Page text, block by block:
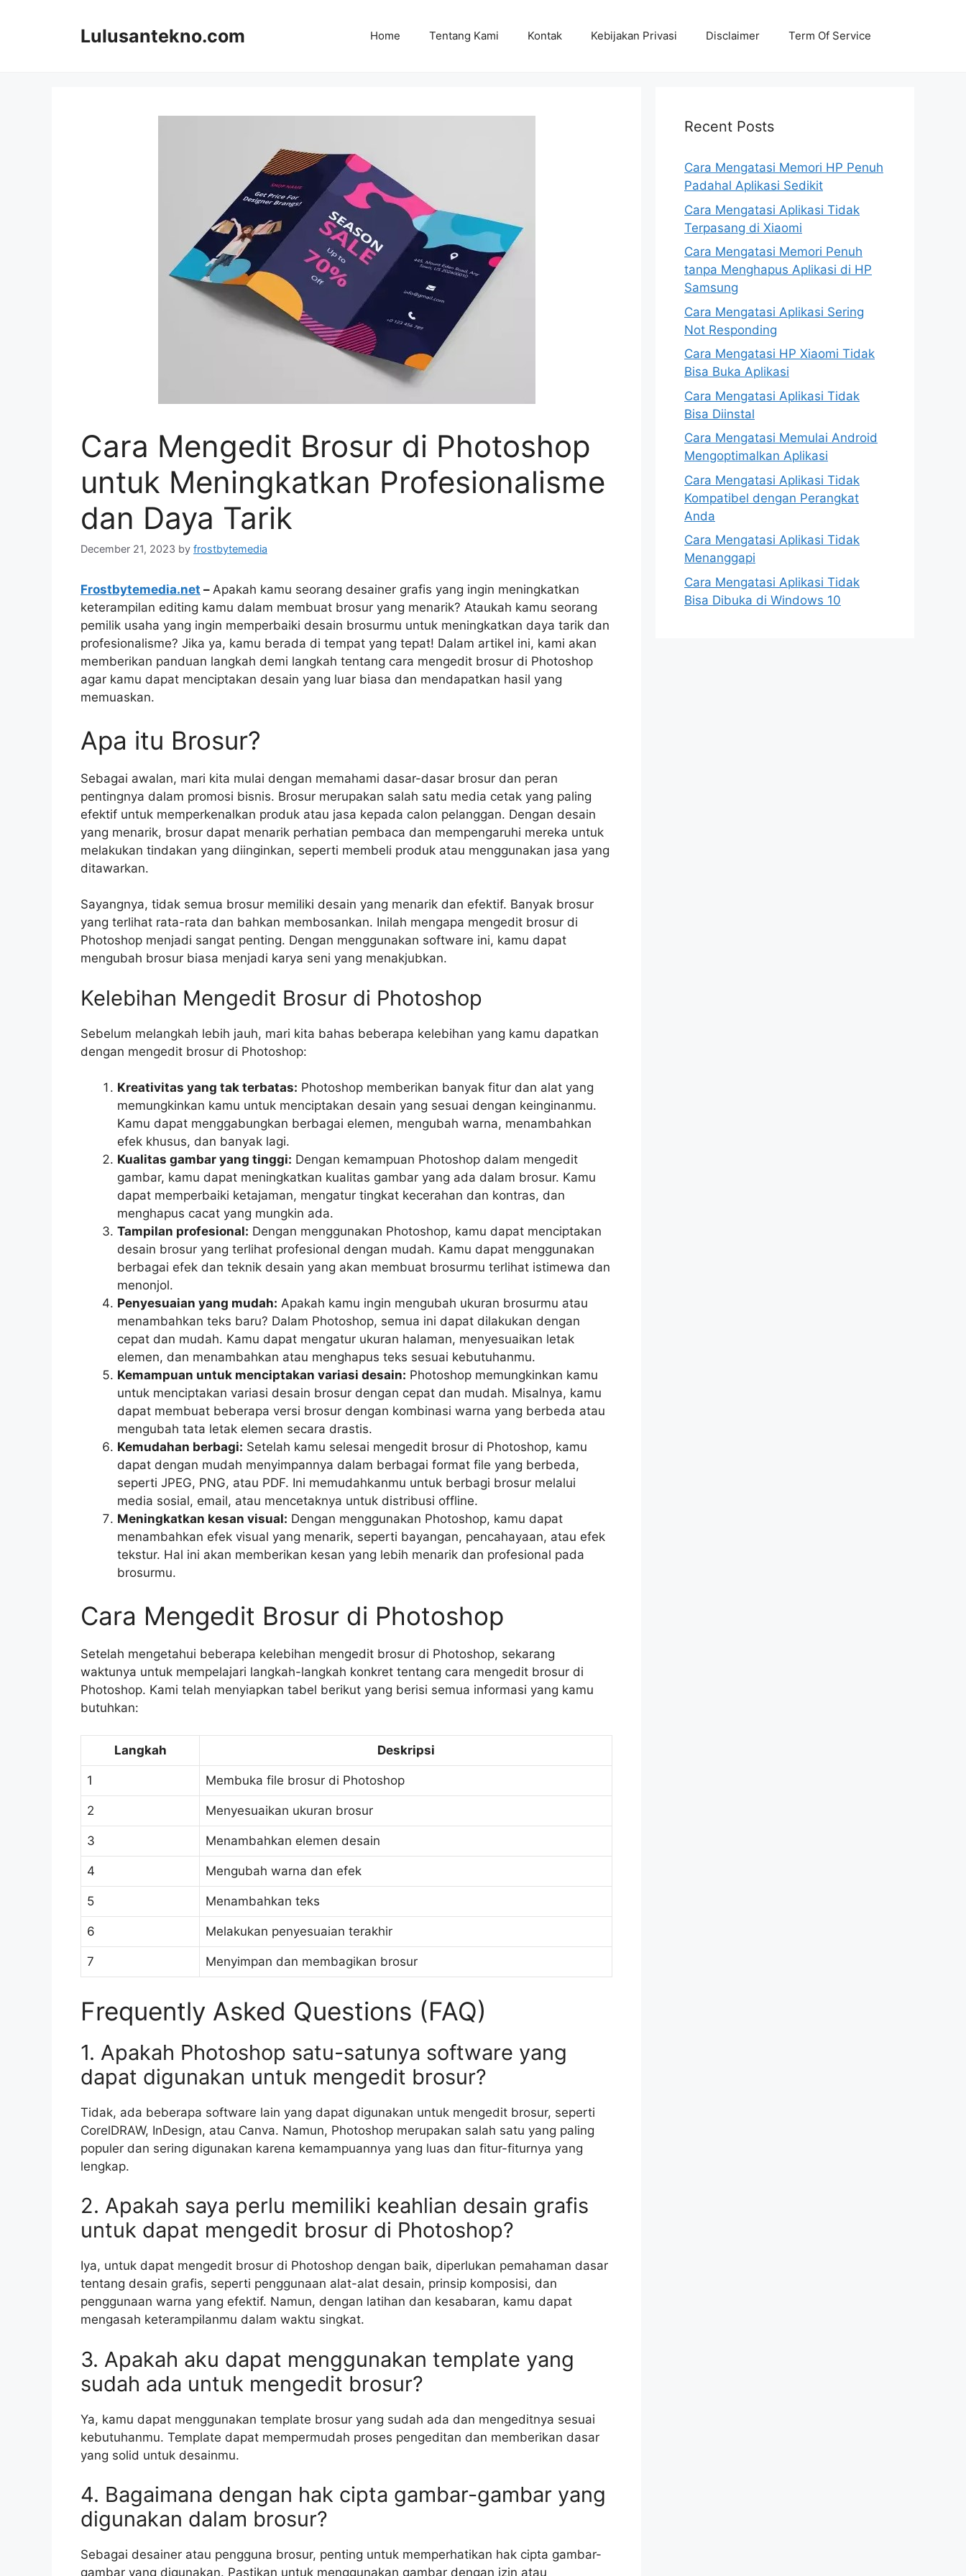
Lulusantekno.com Home Tentang Kami Kontak Kebijakan Privasi Disclaimer Term Of Service
Cara Mengedit Brosur di Photoshop
untuk Meningkatkan Profesionalisme
dan Daya Tarik
December 21, 2023 by frostbytemedia
Frostbytemedia.net – Apakah kamu seorang desainer grafis yang ingin meningkatkan
keterampilan editing kamu dalam membuat brosur yang menarik? Ataukah kamu seorang
pemilik usaha yang ingin memperbaiki desain brosurmu untuk meningkatkan daya tarik dan
profesionalisme? Jika ya, kamu berada di tempat yang tepat! Dalam artikel ini, kami akan
memberikan panduan langkah demi langkah tentang cara mengedit brosur di Photoshop
agar kamu dapat menciptakan desain yang luar biasa dan mendapatkan hasil yang
memuaskan.
Apa itu Brosur?
Sebagai awalan, mari kita mulai dengan memahami dasar-dasar brosur dan peran
pentingnya dalam promosi bisnis. Brosur merupakan salah satu media cetak yang paling
efektif untuk memperkenalkan produk atau jasa kepada calon pelanggan. Dengan desain
yang menarik, brosur dapat menarik perhatian pembaca dan mempengaruhi mereka untuk
melakukan tindakan yang diinginkan, seperti membeli produk atau menggunakan jasa yang
ditawarkan.
Sayangnya, tidak semua brosur memiliki desain yang menarik dan efektif. Banyak brosur
yang terlihat rata-rata dan bahkan membosankan. Inilah mengapa mengedit brosur di
Photoshop menjadi sangat penting. Dengan menggunakan software ini, kamu dapat
mengubah brosur biasa menjadi karya seni yang menakjubkan.
Kelebihan Mengedit Brosur di Photoshop
Sebelum melangkah lebih jauh, mari kita bahas beberapa kelebihan yang kamu dapatkan
dengan mengedit brosur di Photoshop:
Kreativitas yang tak terbatas: Photoshop memberikan banyak fitur dan alat yang
memungkinkan kamu untuk menciptakan desain yang sesuai dengan keinginanmu.
Kamu dapat menggabungkan berbagai elemen, mengubah warna, menambahkan
efek khusus, dan banyak lagi.
Kualitas gambar yang tinggi: Dengan kemampuan Photoshop dalam mengedit
gambar, kamu dapat meningkatkan kualitas gambar yang ada dalam brosur. Kamu
dapat memperbaiki ketajaman, mengatur tingkat kecerahan dan kontras, dan
menghapus cacat yang mungkin ada.
Tampilan profesional: Dengan menggunakan Photoshop, kamu dapat menciptakan
desain brosur yang terlihat profesional dengan mudah. Kamu dapat menggunakan
berbagai efek dan teknik desain yang akan membuat brosurmu terlihat istimewa dan
menonjol.
Penyesuaian yang mudah: Apakah kamu ingin mengubah ukuran brosurmu atau
menambahkan teks baru? Dalam Photoshop, semua ini dapat dilakukan dengan
cepat dan mudah. Kamu dapat mengatur ukuran halaman, menyesuaikan letak
elemen, dan menambahkan atau menghapus teks sesuai kebutuhanmu.
Kemampuan untuk menciptakan variasi desain: Photoshop memungkinkan kamu
untuk menciptakan variasi desain brosur dengan cepat dan mudah. Misalnya, kamu
dapat membuat beberapa versi brosur dengan kombinasi warna yang berbeda atau
mengubah tata letak elemen secara drastis.
Kemudahan berbagi: Setelah kamu selesai mengedit brosur di Photoshop, kamu
dapat dengan mudah menyimpannya dalam berbagai format file yang berbeda,
seperti JPEG, PNG, atau PDF. Ini memudahkanmu untuk berbagi brosur melalui
media sosial, email, atau mencetaknya untuk distribusi offline.
Meningkatkan kesan visual: Dengan menggunakan Photoshop, kamu dapat
menambahkan efek visual yang menarik, seperti bayangan, pencahayaan, atau efek
tekstur. Hal ini akan memberikan kesan yang lebih menarik dan profesional pada
brosurmu.
Cara Mengedit Brosur di Photoshop
Setelah mengetahui beberapa kelebihan mengedit brosur di Photoshop, sekarang
waktunya untuk mempelajari langkah-langkah konkret tentang cara mengedit brosur di
Photoshop. Kami telah menyiapkan tabel berikut yang berisi semua informasi yang kamu
butuhkan:
Langkah Deskripsi
1 Membuka file brosur di Photoshop
2 Menyesuaikan ukuran brosur
3 Menambahkan elemen desain
4 Mengubah warna dan efek
5 Menambahkan teks
6 Melakukan penyesuaian terakhir
7 Menyimpan dan membagikan brosur
Frequently Asked Questions (FAQ)
1. Apakah Photoshop satu-satunya software yang
dapat digunakan untuk mengedit brosur?
Tidak, ada beberapa software lain yang dapat digunakan untuk mengedit brosur, seperti
CorelDRAW, InDesign, atau Canva. Namun, Photoshop merupakan salah satu yang paling
populer dan sering digunakan karena kemampuannya yang luas dan fitur-fiturnya yang
lengkap.
2. Apakah saya perlu memiliki keahlian desain grafis
untuk dapat mengedit brosur di Photoshop?
Iya, untuk dapat mengedit brosur di Photoshop dengan baik, diperlukan pemahaman dasar
tentang desain grafis, seperti penggunaan alat-alat desain, prinsip komposisi, dan
penggunaan warna yang efektif. Namun, dengan latihan dan kesabaran, kamu dapat
mengasah keterampilanmu dalam waktu singkat.
3. Apakah aku dapat menggunakan template yang
sudah ada untuk mengedit brosur?
Ya, kamu dapat menggunakan template brosur yang sudah ada dan mengeditnya sesuai
kebutuhanmu. Template dapat mempermudah proses pengeditan dan memberikan dasar
yang solid untuk desainmu.
4. Bagaimana dengan hak cipta gambar-gambar yang
digunakan dalam brosur?
Sebagai desainer atau pengguna brosur, penting untuk memperhatikan hak cipta gambar-
gambar yang digunakan. Pastikan untuk menggunakan gambar dengan izin atau
Recent Posts
Cara Mengatasi Memori HP Penuh
Padahal Aplikasi Sedikit
Cara Mengatasi Aplikasi Tidak
Terpasang di Xiaomi
Cara Mengatasi Memori Penuh
tanpa Menghapus Aplikasi di HP
Samsung
Cara Mengatasi Aplikasi Sering
Not Responding
Cara Mengatasi HP Xiaomi Tidak
Bisa Buka Aplikasi
Cara Mengatasi Aplikasi Tidak
Bisa Diinstal
Cara Mengatasi Memulai Android
Mengoptimalkan Aplikasi
Cara Mengatasi Aplikasi Tidak
Kompatibel dengan Perangkat
Anda
Cara Mengatasi Aplikasi Tidak
Menanggapi
Cara Mengatasi Aplikasi Tidak
Bisa Dibuka di Windows 10